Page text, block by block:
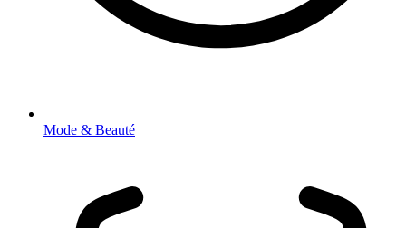
Mode & Beauté